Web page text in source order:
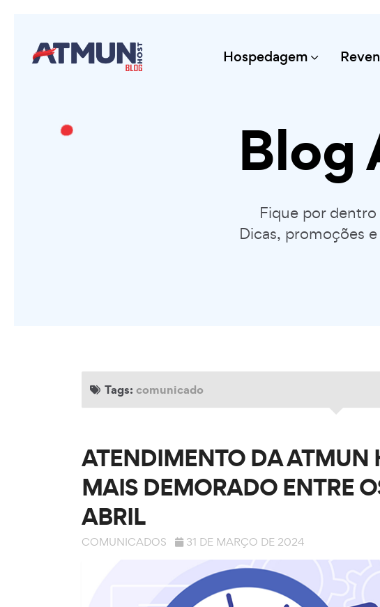
Hospedagem
Blog
Fique por
Dicas, promoções
Tags: comunicado
ATENDIMENTO DA ATMUN
MAIS DEMORADO ENTRE
ABRIL
COMUNICADOS 31 DE MARÇO DE 2024